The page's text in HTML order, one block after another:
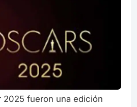
2025 fueron una edición